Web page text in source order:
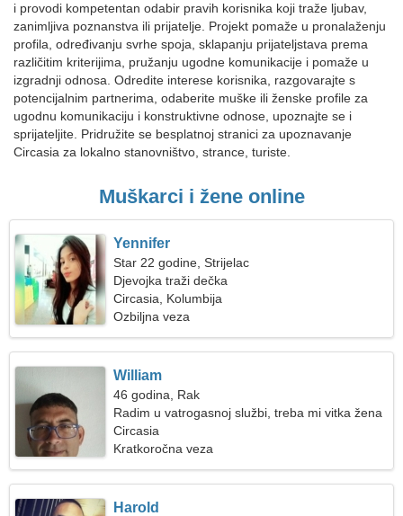
i provodi kompetentan odabir pravih korisnika koji traže ljubav,
zanimljiva poznanstva ili prijatelje. Projekt pomaže u pronalaženju
profila, određivanju svrhe spoja, sklapanju prijateljstava prema
različitim kriterijima, pružanju ugodne komunikacije i pomaže u
izgradnji odnosa. Odredite interese korisnika, razgovarajte s
potencijalnim partnerima, odaberite muške ili ženske profile za
ugodnu komunikaciju i konstruktivne odnose, upoznajte se i
sprijateljite. Pridružite se besplatnoj stranici za upoznavanje
Circasia za lokalno stanovništvo, strance, turiste.
Muškarci i žene online
Yennifer
Star 22 godine, Strijelac
Djevojka traži dečka
Circasia, Kolumbija
Ozbiljna veza
William
46 godina, Rak
Radim u vatrogasnoj službi, treba mi vitka žena
Circasia
Kratkoročna veza
Harold